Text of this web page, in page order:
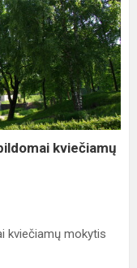
kviečiamų
kviečiamų mokytis